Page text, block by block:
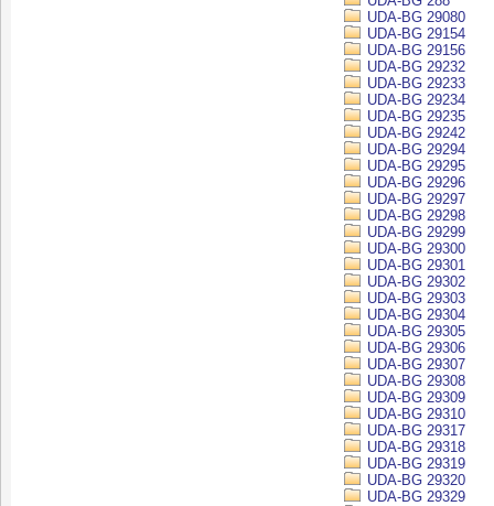
UDA-BG 29080
UDA-BG 29154
UDA-BG 29156
UDA-BG 29232
UDA-BG 29233
UDA-BG 29234
UDA-BG 29235
UDA-BG 29242
UDA-BG 29294
UDA-BG 29295
UDA-BG 29296
UDA-BG 29297
UDA-BG 29298
UDA-BG 29299
UDA-BG 29300
UDA-BG 29301
UDA-BG 29302
UDA-BG 29303
UDA-BG 29304
UDA-BG 29305
UDA-BG 29306
UDA-BG 29307
UDA-BG 29308
UDA-BG 29309
UDA-BG 29310
UDA-BG 29317
UDA-BG 29318
UDA-BG 29319
UDA-BG 29320
UDA-BG 29329